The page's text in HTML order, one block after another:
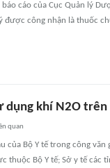
báo cáo của Cục Quản lý
được công nhận là thuốc
dụng khí N2O
quan
của Bộ Y tế trong công văn
thuộc Bộ Y tế; Sở y tế các